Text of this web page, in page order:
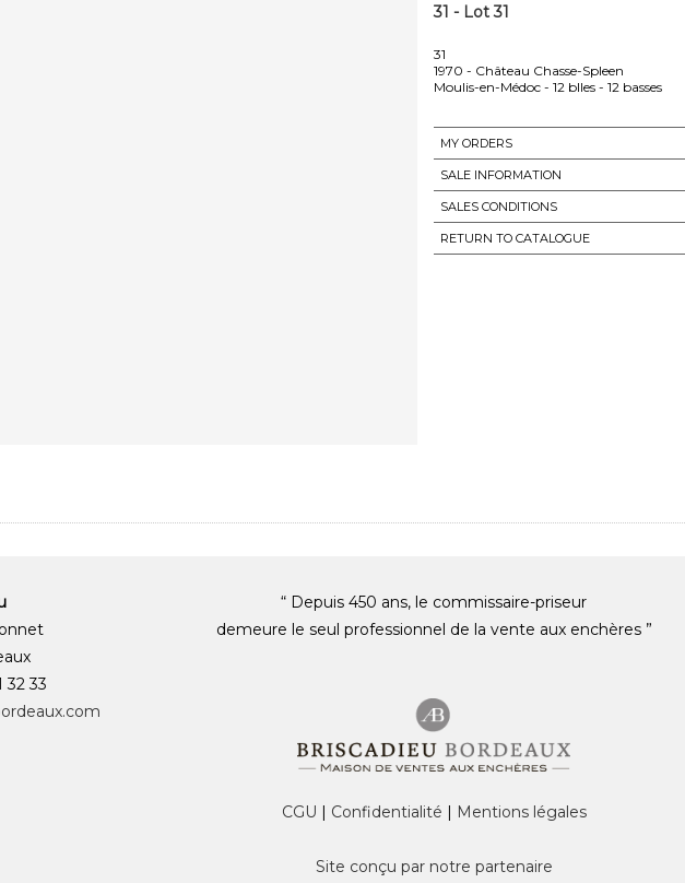
31 - Lot 31
31
1970 - Château Chasse-Spleen
Moulis-en-Médoc - 12 blles - 12 basses
MY ORDERS
SALE INFORMATION
SALES CONDITIONS
RETURN TO CATALOGUE
32 33
“ Depuis 450 ans, le commissaire-priseur
demeure le seul professionnel de la vente aux enchères ”
CGU | Confidentialité | Mentions légales
Site conçu par notre partenaire